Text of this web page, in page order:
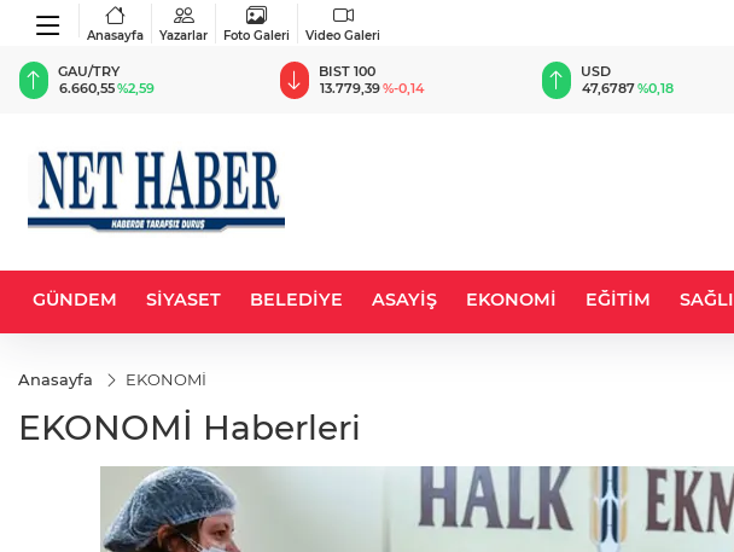
Anasayfa Yazarlar Foto Galeri Video Galeri
BIST 100
13.779,39%-0,14
USD
47,6787%0,18
EUR
55,1254%0,32
GÜNDEM SİYASET BELEDİYE ASAYİŞ EKONOMİ EĞİTİM
Anasayfa EKONOMİ
EKONOMİ Haberleri